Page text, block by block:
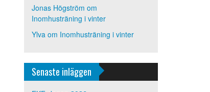
Jonas Högström om
Inomhusträning i vinter
Ylvaom Inomhusträning i vinter
Senaste inläggen